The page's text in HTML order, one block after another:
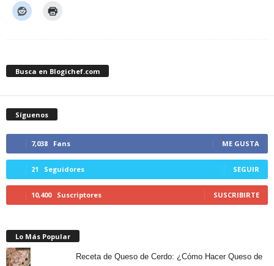
Busca en Blogichef.com
Síguenos
7,038 Fans ME GUSTA
21 Seguidores SEGUIR
10,400 Suscriptores SUSCRIBIRTE
Lo Más Popular
Receta de Queso de Cerdo: ¿Cómo Hacer Queso de